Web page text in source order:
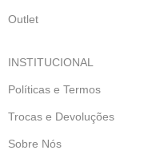
Outlet
INSTITUCIONAL
Políticas e Termos
Trocas e Devoluções
Sobre Nós